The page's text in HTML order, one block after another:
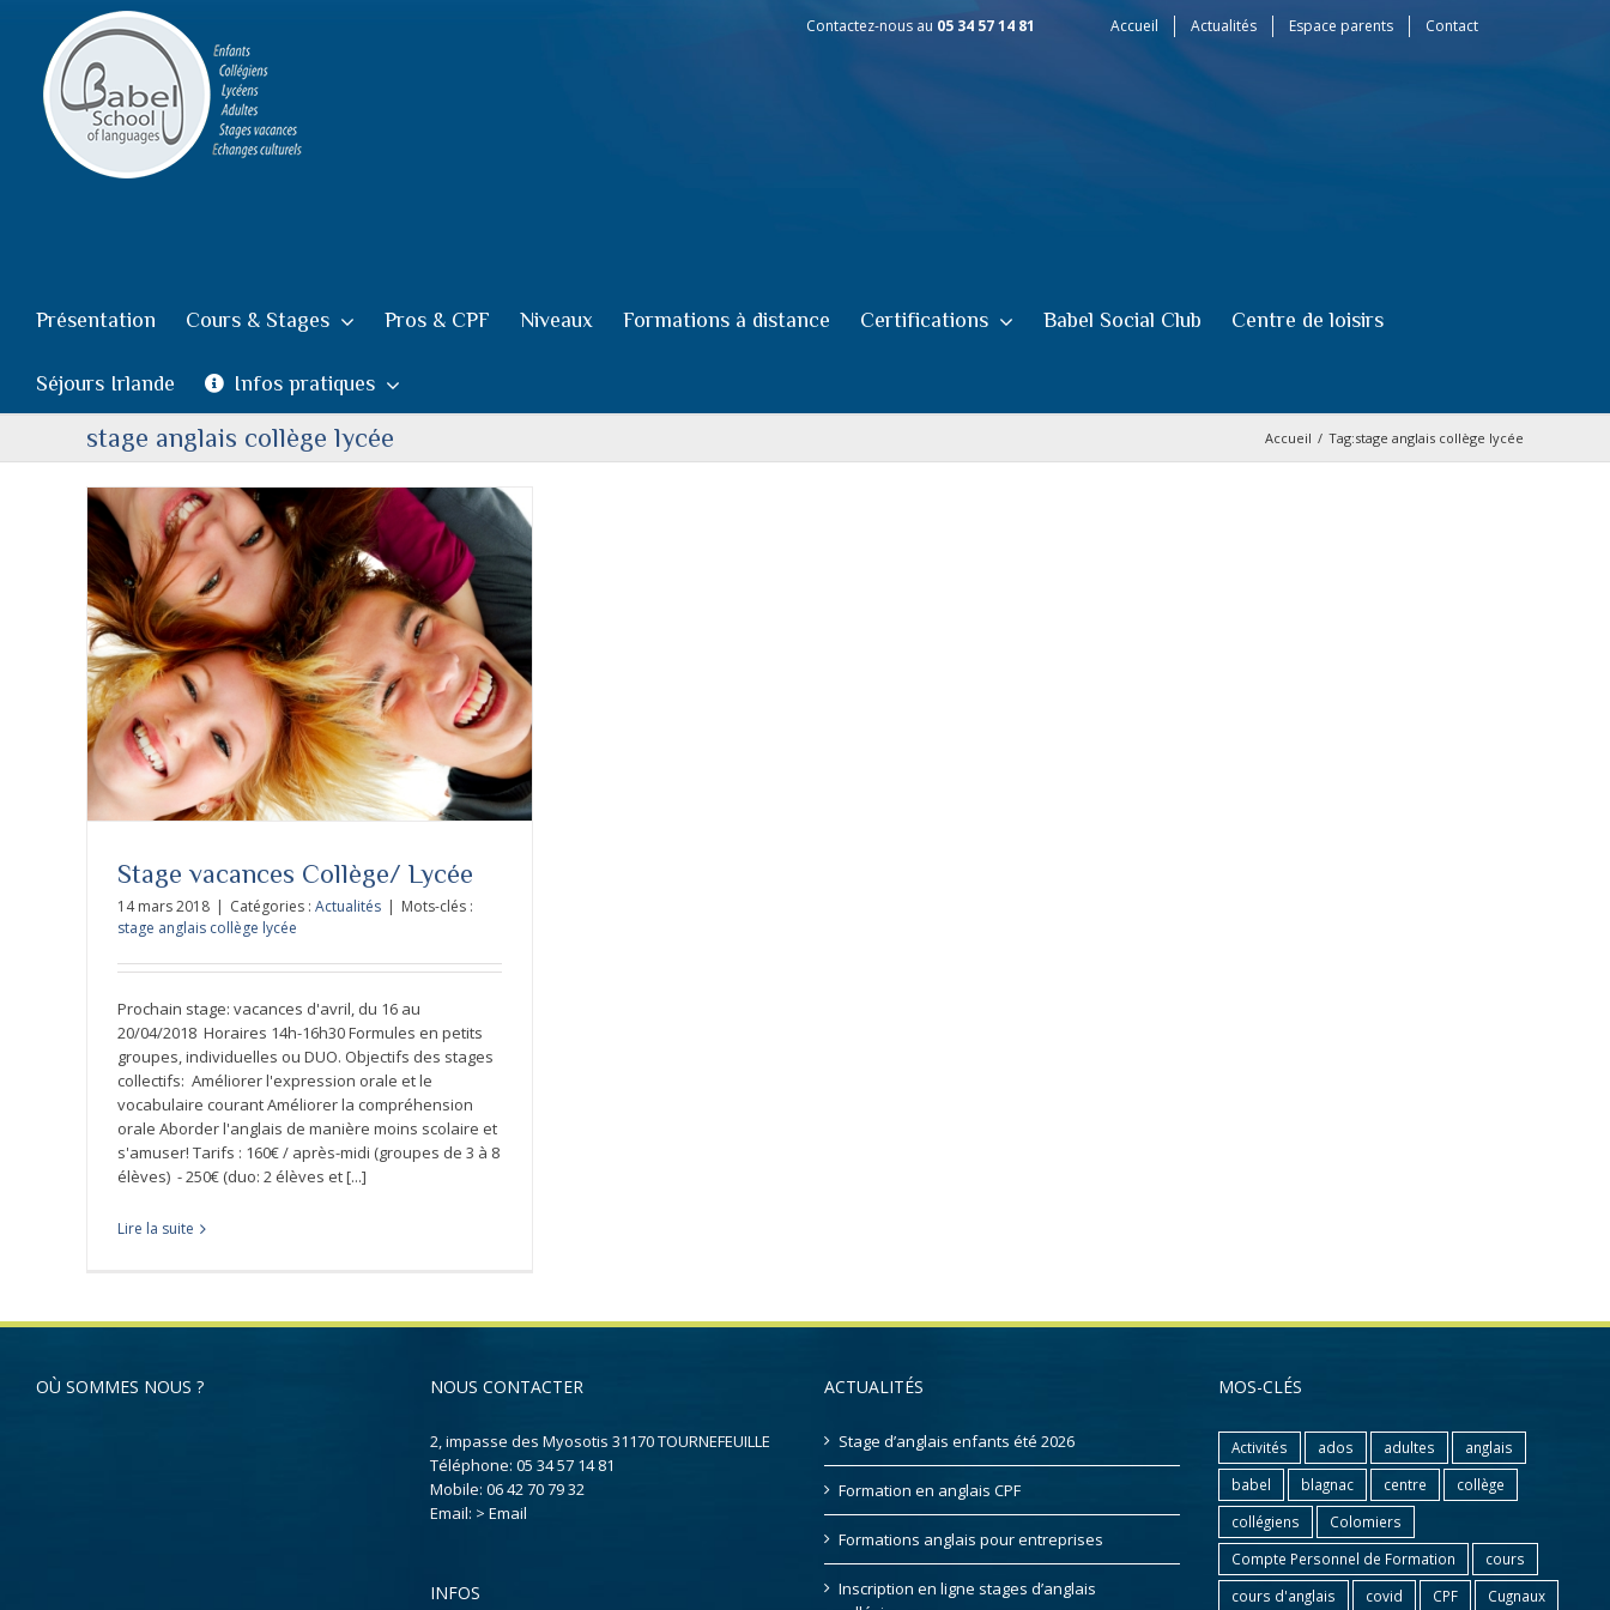
contenu
Contactez-nous au 05 34 57 14 81 Accueil Actualités Espace parents Contact
Présentation Cours & Stages Pros & CPF Niveaux Formations à distance Certifications Babel Social Club Centre de loisirs
Séjours Irlande Infos pratiques
stage anglais collège lycée Accueil / Tag:stage anglais collège lycée
Stage vacances Collège/ Lycée
14 mars 2018 Catégories : Actualités
Mots-clés :
stage anglais collège lycée
Prochain stage: vacances d'avril, du 16 au
20/04/2018 Horaires 14h-16h30 Formules en petits
groupes, individuelles ou DUO. Objectifs des stages
collectifs: Améliorer l'expression orale et le
vocabulaire courant Améliorer la compréhension
orale Aborder l'anglais de manière moins scolaire et
s'amuser! Tarifs : 160€ / après-midi (groupes de 3 à 8
élèves) - 250€ (duo: 2 élèves et [...]
Lire la suite
OÙ SOMMES NOUS ? NOUS CONTACTER
2, impasse des Myosotis 31170 TOURNEFEUILLE
Téléphone: 05 34 57 14 81
Mobile: 06 42 70 79 32
Email: > Email
INFOS
ACTUALITÉS
Stage d’anglais enfants été 2026
Formation en anglais CPF
Formations anglais pour entreprises
Inscription en ligne stages d’anglais
MOS-CLÉS
Activités ados adultes
anglais
babel
blagnac centre
collège
collégiens
Colomiers
Compte Personnel de Formation
cours
cours d'anglais
covid CPF Cugnaux